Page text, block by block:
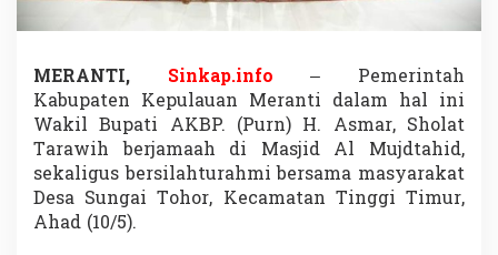
a
i
h
B
e
r
j
a
m
MERANTI, Sinkap.info – Pemerintah
Kabupaten Kepulauan Meranti dalam hal ini
Wakil Bupati AKBP. (Purn) H. Asmar, Sholat
Tarawih berjamaah di Masjid Al Mujdtahid,
sekaligus bersilahturahmi bersama masyarakat
Desa Sungai Tohor, Kecamatan Tinggi Timur,
Ahad (10/5).